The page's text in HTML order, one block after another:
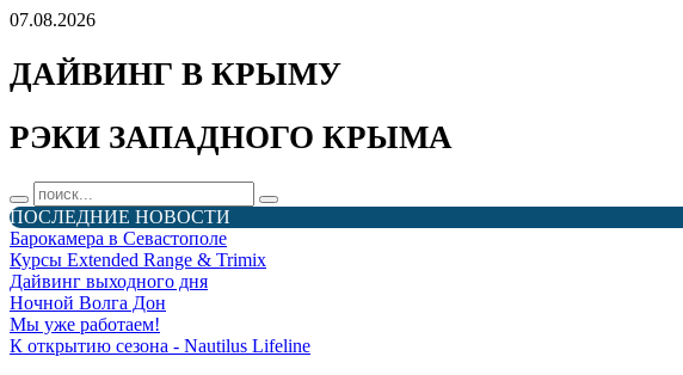
07.08.2026
ДАЙВИНГ В КРЫМУ
РЭКИ ЗАПАДНОГО КРЫМА
ПОСЛЕДНИЕ НОВОСТИ
Барокамера в Севастополе
Курсы Extended Range & Trimix
Дайвинг выходного дня
Ночной Волга Дон
Мы уже работаем!
К открытию сезона - Nautilus Lifeline